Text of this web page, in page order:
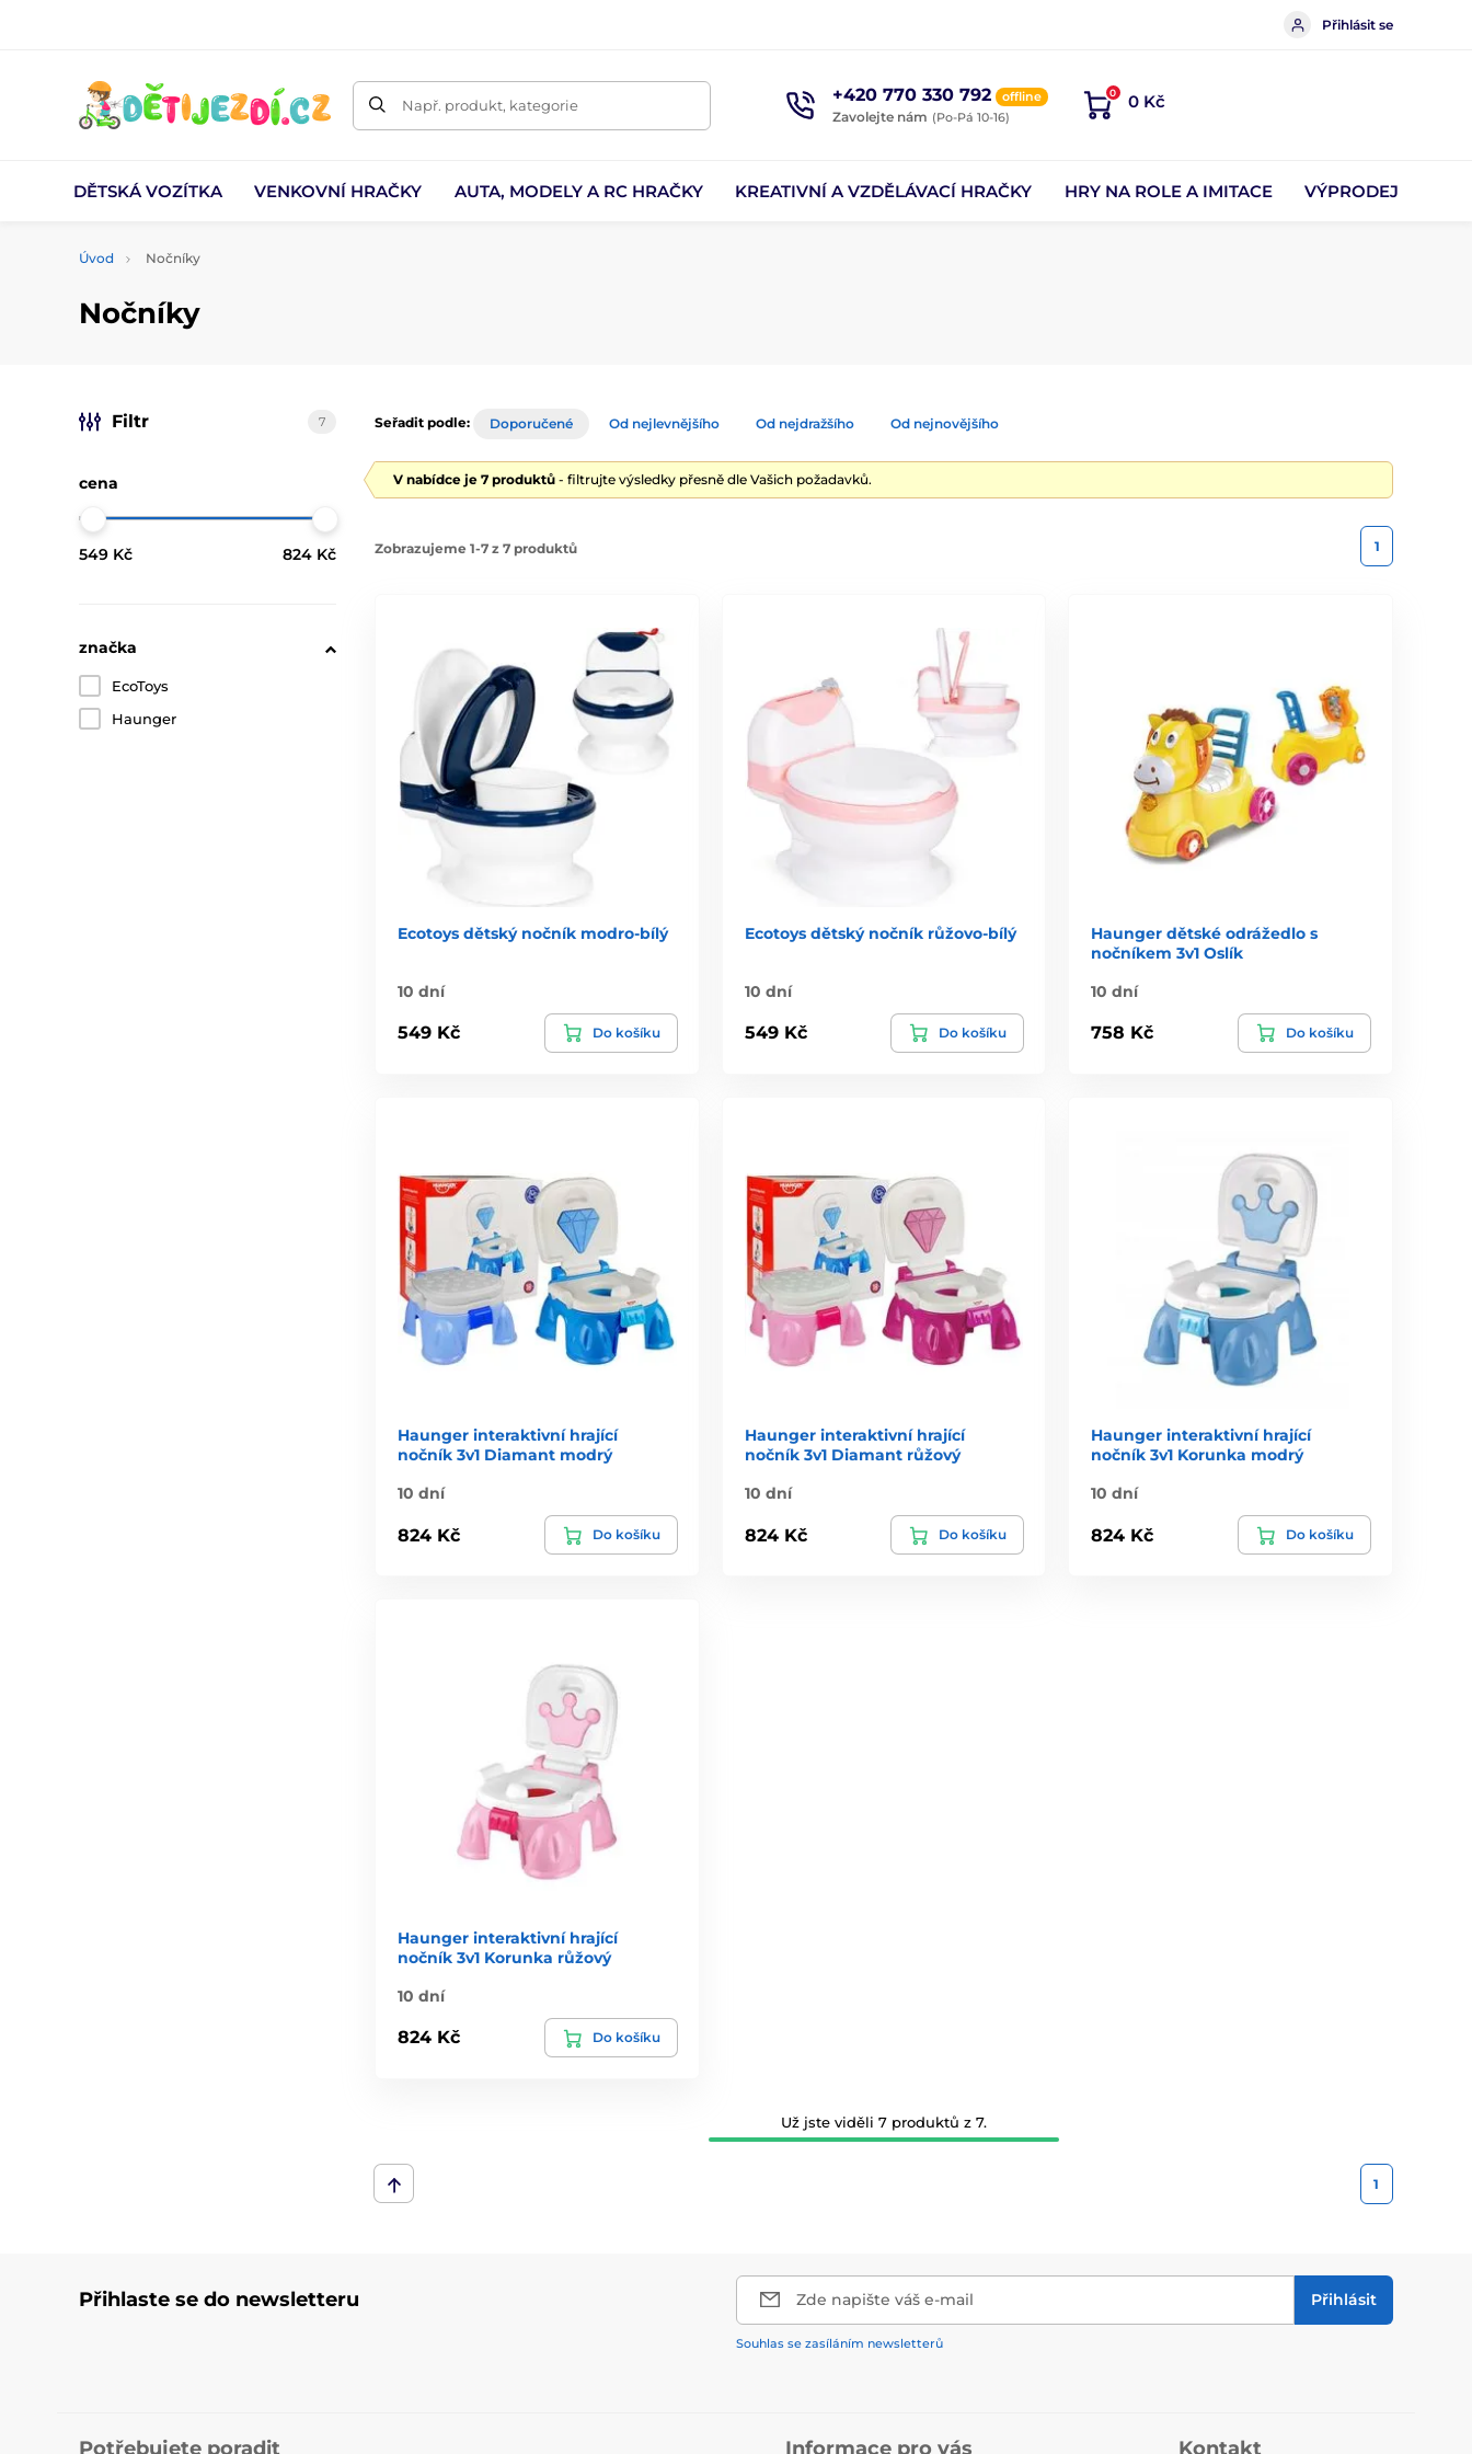
Přihlásit se
Např. produkt, kategorie +420 770 330 792 offline
Zavolejte nám (Po-Pá 10-16)
0 0 Kč
DĚTSKÁ VOZÍTKA VENKOVNÍ HRAČKY AUTA, MODELY A RC HRAČKY KREATIVNÍ A VZDĚLÁVACÍ HRAČKY HRY NA ROLE A IMITACE VÝPRODEJ
Úvod Nočníky
Nočníky
Filtr 7
cena
549 Kč 824 Kč
značka
EcoToys
Haunger
Seřadit podle: Doporučené Od nejlevnějšího Od nejdražšího Od nejnovějšího
V nabídce je 7 produktů - filtrujte výsledky přesně dle Vašich požadavků.
Zobrazujeme 1-7 z 7 produktů 1
Ecotoys dětský nočník modro-bílý
10 dní
549 Kč Do košíku
Ecotoys dětský nočník růžovo-bílý
10 dní
549 Kč Do košíku
Haunger dětské odrážedlo s
nočníkem 3v1 Oslík
10 dní
758 Kč Do košíku
Haunger interaktivní hrající
nočník 3v1 Diamant modrý
10 dní
824 Kč Do košíku
Haunger interaktivní hrající
nočník 3v1 Diamant růžový
10 dní
824 Kč Do košíku
Haunger interaktivní hrající
nočník 3v1 Korunka modrý
10 dní
824 Kč Do košíku
Haunger interaktivní hrající
nočník 3v1 Korunka růžový
10 dní
824 Kč Do košíku
Už jste viděli 7 produktů z 7.
1
Přihlaste se do newsletteru Zde napište váš e-mail Přihlásit
Souhlas se zasíláním newsletterů
Potřebujete poradit Informace pro vás Kontakt